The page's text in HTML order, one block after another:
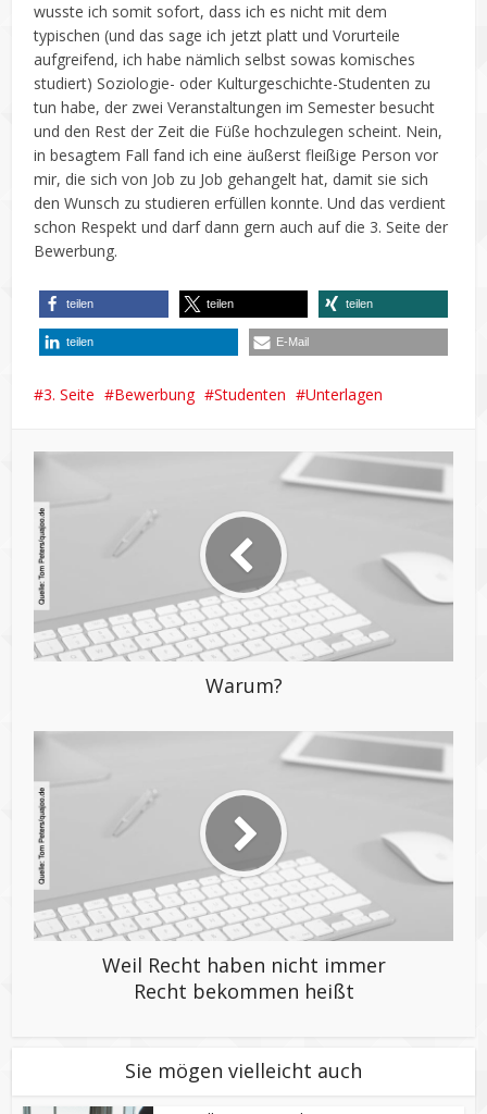
wusste ich somit sofort, dass ich es nicht mit dem
typischen (und das sage ich jetzt platt und Vorurteile
aufgreifend, ich habe nämlich selbst sowas komisches
studiert) Soziologie- oder Kulturgeschichte-Studenten zu
tun habe, der zwei Veranstaltungen im Semester besucht
und den Rest der Zeit die Füße hochzulegen scheint. Nein,
in besagtem Fall fand ich eine äußerst fleißige Person vor
mir, die sich von Job zu Job gehangelt hat, damit sie sich
den Wunsch zu studieren erfüllen konnte. Und das verdient
schon Respekt und darf dann gern auch auf die 3. Seite der
Bewerbung.
teilen teilen teilen
teilen E-Mail
3. Seite Bewerbung Studenten Unterlagen
Warum?
Weil Recht haben nicht immer
Recht bekommen heißt
Sie mögen vielleicht auch